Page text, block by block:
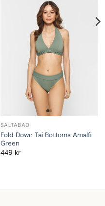
SALTABAD
Fold Down Tai Bottoms Amalfi
Green
449 kr